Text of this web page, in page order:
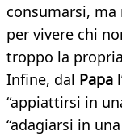
consumarsi,
per vivere chi
troppo la
Infine, dal Papa
“appiattirsi in
“adagiarsi in